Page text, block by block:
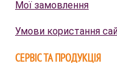
Мої замовлення
Умови користання
СЕРВІС ТА ПРОДУКЦІЯ